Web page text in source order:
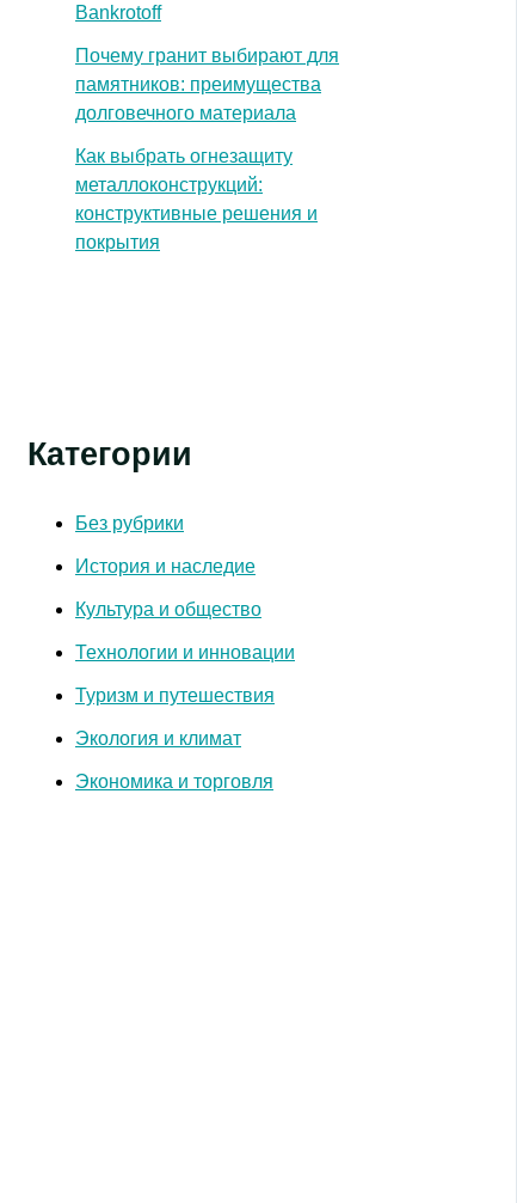
Bankrotoff
Почему гранит выбирают для
памятников: преимущества
долговечного материала
Как выбрать огнезащиту
металлоконструкций:
конструктивные решения и
покрытия
Категории
Без рубрики
История и наследие
Культура и общество
Технологии и инновации
Туризм и путешествия
Экология и климат
Экономика и торговля